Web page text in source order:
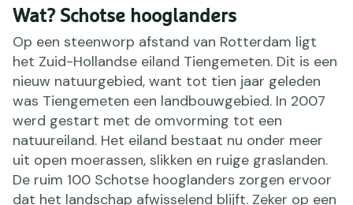
Wat? Schotse hooglanders
Op een steenworp afstand van Rotterdam ligt
het Zuid-Hollandse eiland Tiengemeten. Dit is een
nieuw natuurgebied, want tot tien jaar geleden
was Tiengemeten een landbouwgebied. In 2007
werd gestart met de omvorming tot een
natuureiland. Het eiland bestaat nu onder meer
uit open moerassen, slikken en ruige graslanden.
De ruim 100 Schotse hooglanders zorgen ervoor
dat het landschap afwisselend blijft. Zeker op een